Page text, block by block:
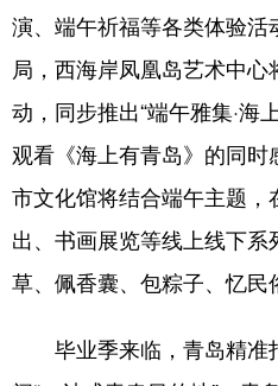
演、端午祈福等各类体验
局，西海岸凤凰岛艺术中心
动，同步推出“端午雅集·海
观看《海上有青岛》的同
市文化馆将结合端午主题
出、书画展览等线上线下
草、佩香囊、包粽子、忆民
毕业季来临，青岛精准